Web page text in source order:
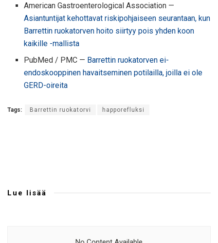
American Gastroenterological Association —
Asiantuntijat kehottavat riskipohjaiseen seurantaan, kun
Barrettin ruokatorven hoito siirtyy pois yhden koon
kaikille -mallista
PubMed / PMC — Barrettin ruokatorven ei-
endoskooppinen havaitseminen potilailla, joilla ei ole
GERD-oireita
Tags: Barrettin ruokatorvi happorefluksi
Lue lisää